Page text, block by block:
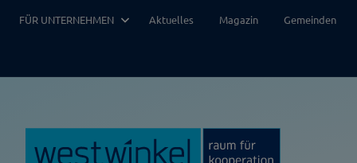
FÜR UNTERNEHMEN Aktuelles Magazin Gemeinden